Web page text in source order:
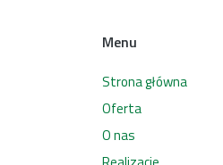
Menu
Strona główna
Oferta
O nas